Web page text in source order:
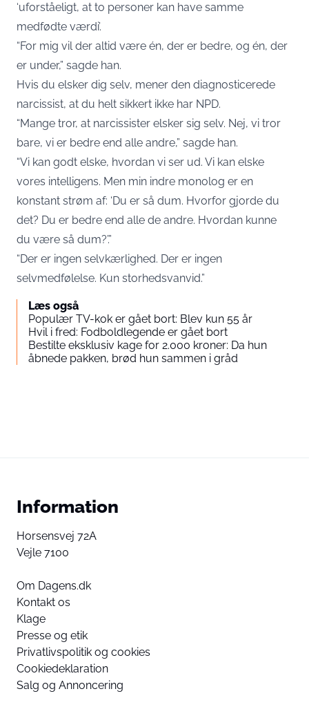
‘uforståeligt, at to personer kan have samme
medfødte værdi’.
“For mig vil der altid være én, der er bedre, og én, der
er under,” sagde han.
Hvis du elsker dig selv, mener den diagnosticerede
narcissist, at du helt sikkert ikke har NPD.
“Mange tror, at narcissister elsker sig selv. Nej, vi tror
bare, vi er bedre end alle andre,” sagde han.
“Vi kan godt elske, hvordan vi ser ud. Vi kan elske
vores intelligens. Men min indre monolog er en
konstant strøm af: ‘Du er så dum. Hvorfor gjorde du
det? Du er bedre end alle de andre. Hvordan kunne
du være så dum?’.”
“Der er ingen selvkærlighed. Der er ingen
selvmedfølelse. Kun storhedsvanvid.”
Læs også
Populær TV-kok er gået bort: Blev kun 55 år
Hvil i fred: Fodboldlegende er gået bort
Bestilte eksklusiv kage for 2.000 kroner: Da hun
åbnede pakken, brød hun sammen i gråd
Information
Horsensvej 72A
Vejle 7100
Om Dagens.dk
Kontakt os
Klage
Presse og etik
Privatlivspolitik og cookies
Cookiedeklaration
Salg og Annoncering